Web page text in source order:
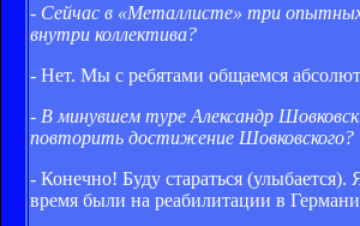
- Сейчас в «Металлисте» три опытных
внутри коллектива?
- Нет. Мы с ребятами общаемся
- В минувшем туре Александр
повторить достижение Шовковского?
- Конечно! Буду стараться
время были на реабилитации в